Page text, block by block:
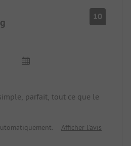
10
parfait, tout ce que le
sanitaires propres.
y a 30 ans, c'est maintenant
Afficher l'avis